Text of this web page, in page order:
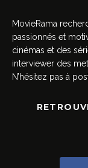
MovieRama
passionnés et
cinémas et des
interviewer des
N’hésitez pas à